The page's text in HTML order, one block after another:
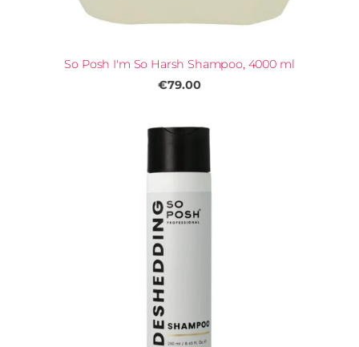
So Posh I'm So Harsh Shampoo, 4000 ml
€79.00